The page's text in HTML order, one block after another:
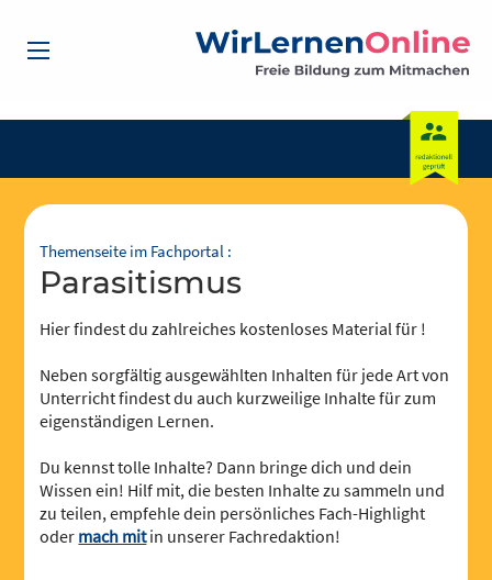
Themenseite im Fachportal :
Parasitismus
Hier findest du zahlreiches kostenloses Material für !
Neben sorgfältig ausgewählten Inhalten für jede Art von
Unterricht findest du auch kurzweilige Inhalte für zum
eigenständigen Lernen.
Du kennst tolle Inhalte? Dann bringe dich und dein
Wissen ein! Hilf mit, die besten Inhalte zu sammeln und
zu teilen, empfehle dein persönliches Fach-Highlight
oder mach mitin unserer Fachredaktion!